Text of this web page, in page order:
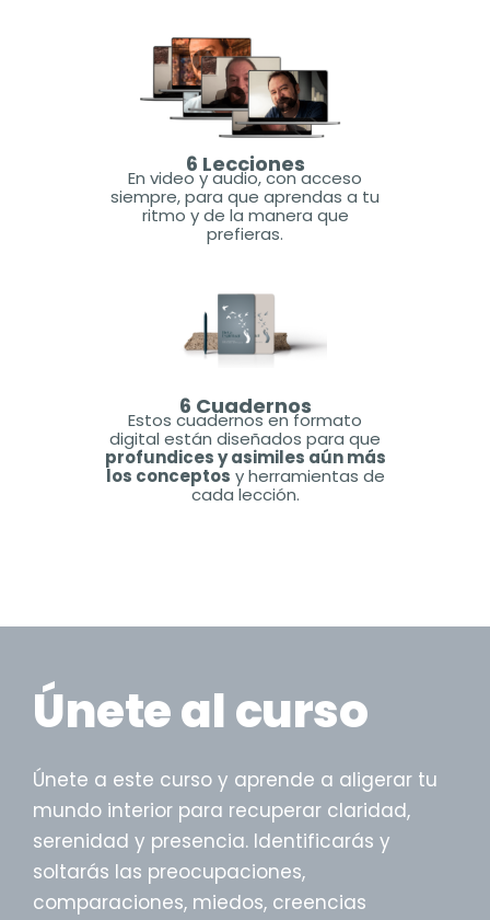
6 Lecciones
En video y audio, con acceso
siempre, para que aprendas a tu
ritmo y de la manera que
prefieras.
6 Cuadernos
Estos cuadernos en formato
digital están diseñados para que
profundices y asimiles aún más
los conceptos y herramientas de
cada lección.
Únete al curso
Únete a este curso y aprende a aligerar tu
mundo interior para recuperar claridad,
serenidad y presencia. Identificarás y
soltarás las preocupaciones,
comparaciones, miedos, creencias